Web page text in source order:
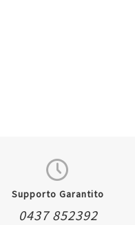
Supporto Garantito
0437 852392